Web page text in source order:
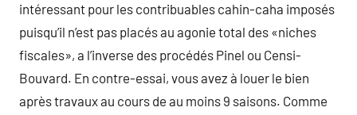
intéressant pour les contribuables cahin-caha imposés
puisqu’il n’est pas placés au agonie total des «niches
fiscales», a l’inverse des procédés Pinel ou Censi-
Bouvard. En contre-essai, vous avez à louer le bien
après travaux au cours de au moins 9 saisons. Comme